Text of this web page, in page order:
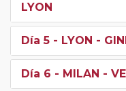
LYON
Día 5 - LYON -
Día 6 - MILAN -